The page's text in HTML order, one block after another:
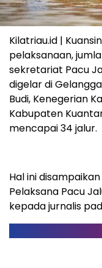
Kilatriau.id |
pelaksanaan,
sekretariat Pacu
digelar di
Budi, Kenegerian
Kabupaten
mencapai 34 jalur.
Hal ini
Pelaksana Pacu
kepada jurnalis